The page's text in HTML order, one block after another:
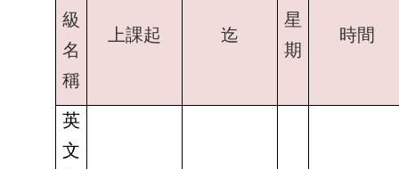
級
名
稱
上課起 迄
星
期
時間
英
文